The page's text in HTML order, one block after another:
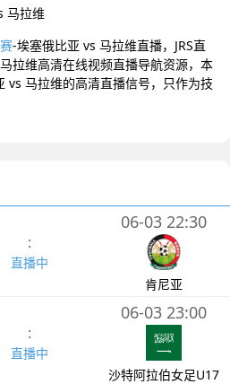
马拉维
-埃塞俄比亚 vs 马拉维直播，JRS直
拉维高清在线视频直播导航资源，本
vs 马拉维的高清直播信号，只作为技
:
直播中
06-03 22:30
肯尼亚
:
直播中
06-03 23:00
沙特阿拉伯女足U17